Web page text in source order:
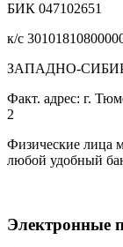
БИК 047102651
к/с
ЗАПАДНО-
Факт. адрес: г.
2
Физические лица
любой удобный
Электронные